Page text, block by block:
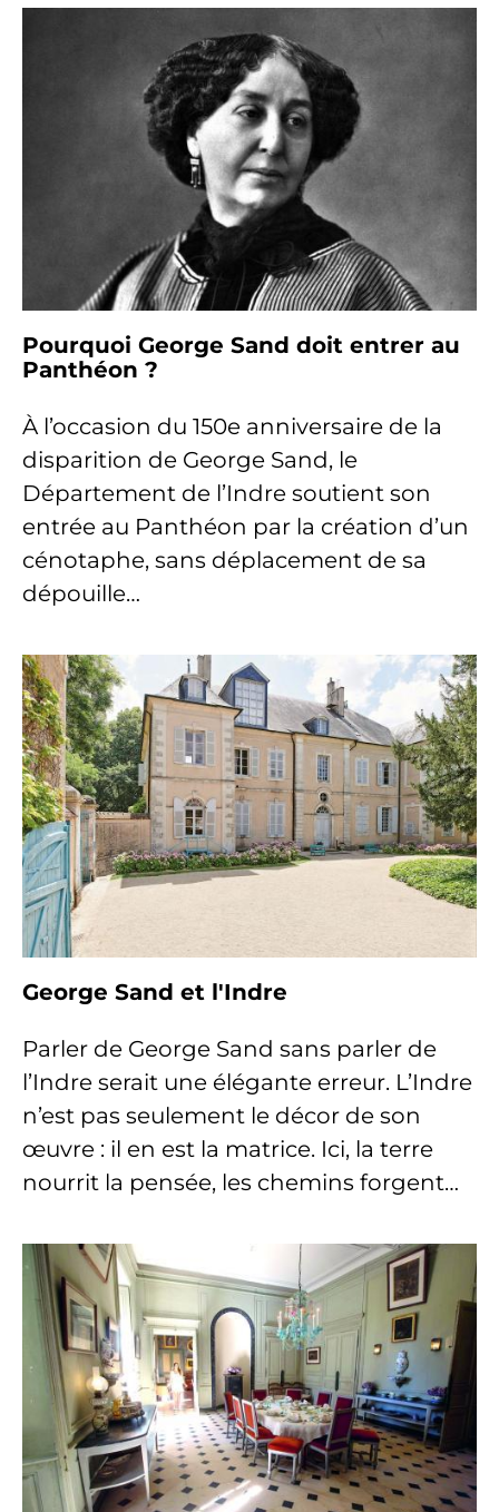
Pourquoi George Sand doit entrer au
Panthéon ?
À l’occasion du 150e anniversaire de la
disparition de George Sand, le
Département de l’Indre soutient son
entrée au Panthéon par la création d’un
cénotaphe, sans déplacement de sa
dépouille…
George Sand et l'Indre
Parler de George Sand sans parler de
l’Indre serait une élégante erreur. L’Indre
n’est pas seulement le décor de son
œuvre : il en est la matrice. Ici, la terre
nourrit la pensée, les chemins forgent…